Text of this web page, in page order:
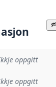
oppgitt
oppgitt